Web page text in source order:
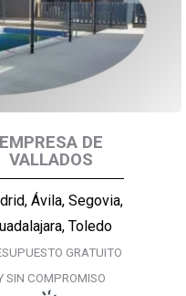
EMPRESA DE
VALLADOS
Ávila, Segovia,
Toledo
GRATUITO
SIN COMPROMISO